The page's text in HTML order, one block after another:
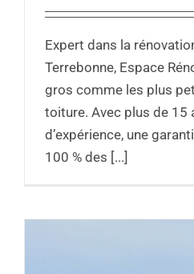
Expert dans la
Terrebonne, Espace
gros comme les plus
toiture. Avec plus de 15
d’expérience, une
100 % des [...]